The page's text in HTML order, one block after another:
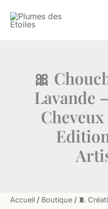
🎀
Lavande
Accueil / Boutique / 🧵